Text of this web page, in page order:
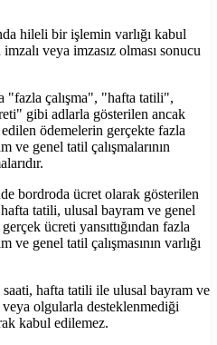
hileli bir işlemin varlığı kabul
veya imzasız olması sonucu
"fazla çalışma", "hafta tatili",
gibi adlarla gösterilen ancak
ödemelerin gerçekte fazla
ve genel tatil çalışmalarının
bordroda ücret olarak gösterilen
tatili, ulusal bayram ve genel
ücreti yansıttığından fazla
ve genel tatil çalışmasının varlığı
hafta tatili ile ulusal bayram ve
olgularla desteklenmediği
kabul edilemez.